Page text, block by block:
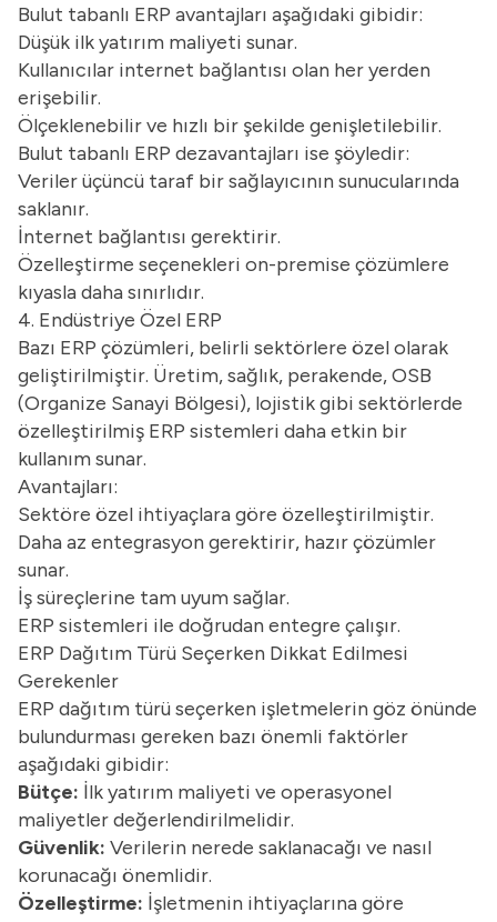
Bulut tabanlı ERP avantajları aşağıdaki gibidir:
Düşük ilk yatırım maliyeti sunar.
Kullanıcılar internet bağlantısı olan her yerden
erişebilir.
Ölçeklenebilir ve hızlı bir şekilde genişletilebilir.
Bulut tabanlı ERP dezavantajları ise şöyledir:
Veriler üçüncü taraf bir sağlayıcının sunucularında
saklanır.
İnternet bağlantısı gerektirir.
Özelleştirme seçenekleri on-premise çözümlere
kıyasla daha sınırlıdır.
4. Endüstriye Özel ERP
Bazı ERP çözümleri, belirli sektörlere özel olarak
geliştirilmiştir. Üretim, sağlık, perakende, OSB
(Organize Sanayi Bölgesi), lojistik gibi sektörlerde
özelleştirilmiş ERP sistemleri daha etkin bir
kullanım sunar.
Avantajları:
Sektöre özel ihtiyaçlara göre özelleştirilmiştir.
Daha az entegrasyon gerektirir, hazır çözümler
sunar.
İş süreçlerine tam uyum sağlar.
ERP sistemleri ile doğrudan entegre çalışır.
ERP Dağıtım Türü Seçerken Dikkat Edilmesi
Gerekenler
ERP dağıtım türü seçerken işletmelerin göz önünde
bulundurması gereken bazı önemli faktörler
aşağıdaki gibidir:
Bütçe: İlk yatırım maliyeti ve operasyonel
maliyetler değerlendirilmelidir.
Güvenlik: Verilerin nerede saklanacağı ve nasıl
korunacağı önemlidir.
Özelleştirme: İşletmenin ihtiyaçlarına göre